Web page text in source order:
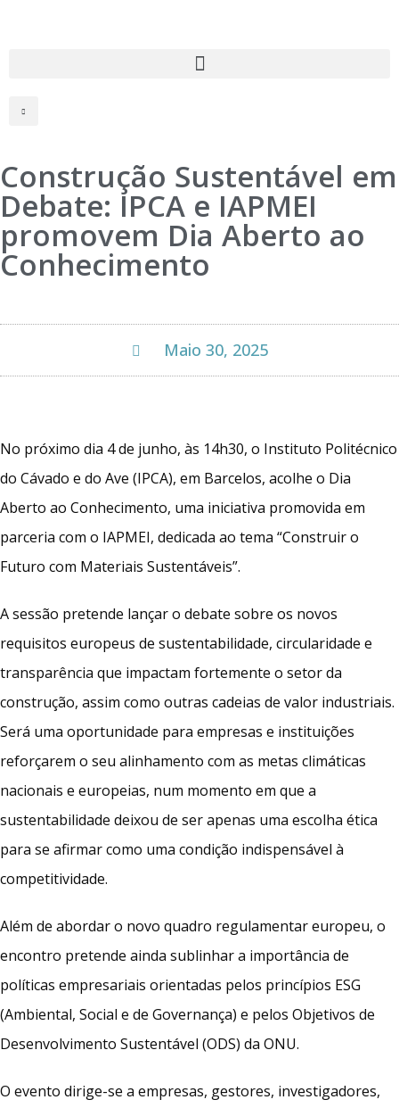
Construção Sustentável em
Debate: IPCA e IAPMEI
promovem Dia Aberto ao
Conhecimento
Maio 30, 2025
No próximo dia 4 de junho, às 14h30, o Instituto Politécnico
do Cávado e do Ave (IPCA), em Barcelos, acolhe o Dia
Aberto ao Conhecimento, uma iniciativa promovida em
parceria com o IAPMEI, dedicada ao tema “Construir o
Futuro com Materiais Sustentáveis”.
A sessão pretende lançar o debate sobre os novos
requisitos europeus de sustentabilidade, circularidade e
transparência que impactam fortemente o setor da
construção, assim como outras cadeias de valor industriais.
Será uma oportunidade para empresas e instituições
reforçarem o seu alinhamento com as metas climáticas
nacionais e europeias, num momento em que a
sustentabilidade deixou de ser apenas uma escolha ética
para se afirmar como uma condição indispensável à
competitividade.
Além de abordar o novo quadro regulamentar europeu, o
encontro pretende ainda sublinhar a importância de
políticas empresariais orientadas pelos princípios ESG
(Ambiental, Social e de Governança) e pelos Objetivos de
Desenvolvimento Sustentável (ODS) da ONU.
O evento dirige-se a empresas, gestores, investigadores,